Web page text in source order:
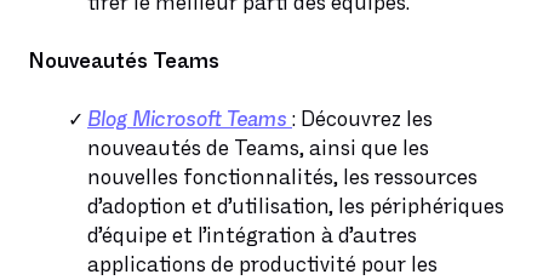
Nouveautés Teams
Blog Microsoft Teams : Découvrez les
nouveautés de Teams, ainsi que les
nouvelles fonctionnalités, les ressources
d’adoption et d’utilisation, les périphériques
d’équipe et l’intégration à d’autres
applications de productivité pour les